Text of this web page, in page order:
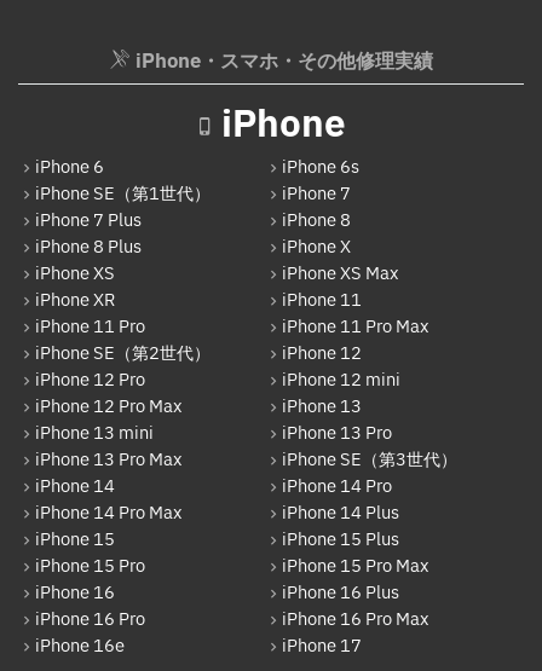
iPodバッテリー交換
パソコン液晶パネル交換修理
パソコンバッテリー交換
パソコンその他部品修理
AppleWatch修理実績
AppleWatchバッテリー交換
AppleWatchフロントパネル交換修理
ガラケー修理実績
ガラケーバッテリー交換
iPhone 16 Plus
iPhone 16 Pro Max
iPhone 16e
iPhone 17
Android
Google Pixel
Xperia
AQUOS
Galaxy
OPPO
HUAWEI
arrows
Xiaomi
iPhone・スマホ・その他修理実績
iPhone
iPhone 6
iPhone 6s
iPhone SE（第1世代）
iPhone 7
iPhone 7 Plus
iPhone 8
iPhone 8 Plus
iPhone X
iPhone XS
iPhone XS Max
iPhone XR
iPhone 11
iPhone 11 Pro
iPhone 11 Pro Max
iPhone SE（第2世代）
iPhone 12
iPhone 12 Pro
iPhone 12 mini
iPhone 12 Pro Max
iPhone 13
iPhone 13 mini
iPhone 13 Pro
iPhone 13 Pro Max
iPhone SE（第3世代）
iPhone 14
iPhone 14 Pro
iPhone 14 Pro Max
iPhone 14 Plus
iPhone 15
iPhone 15 Plus
iPhone 15 Pro
iPhone 15 Pro Max
iPhone 16
iPhone 16 Plus
iPhone 16 Pro
iPhone 16 Pro Max
iPhone 16e
iPhone 17